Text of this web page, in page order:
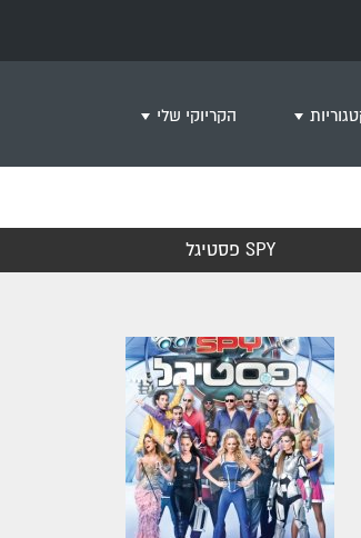
שירי רוק/פופ
היפ הופ
English songs
שירי ארץ ישראל
שירי אירוויזיון
מסיבת רווקות
שירי יום הזיכרון
שירי ילדים
שירי קטנטנים
שירי להקות צבאיות
הקריוקי שלי
+ צור רשימת השמעה חדשה SPY פסטיגל